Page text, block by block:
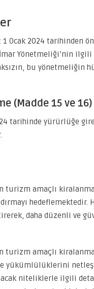
1 Ocak 2024 tarihinden
Yönetmeliği’nin ilgili
bu yönetmeliğin
(Madde 15 ve 16)
tarihinde yürürlüğe
turizm amaçlı
hedeflemektedir.
daha düzenli ve
turizm amaçlı
yükümlülüklerini
niteliklerle ilgili